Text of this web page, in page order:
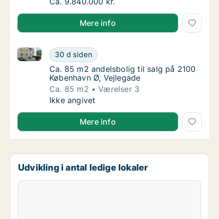
Mere info
Ca. 85 m2 andelsbolig til salg på 2100
30 d siden
Ca. 85 m2 andelsbolig til salg på 2100 København
Ca. 85 m2 andelsbolig til salg på 2100
Ca. 85 m2 andelsbolig til salg på 2100
København Ø, Vejlegade
Ca. 85 m2
Værelser 3
Ca. 85 m2 andelsbolig til salg på 2100
Ikke angivet
Mere info
Udvikling i antal ledige lokaler